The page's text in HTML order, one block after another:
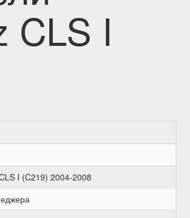
CLS I
I (C219) 2004-2008